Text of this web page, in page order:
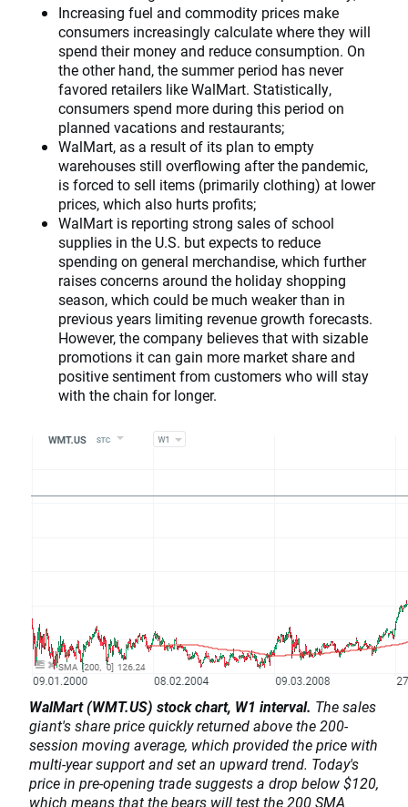
Increasing fuel and commodity prices make
consumers increasingly calculate where they will
spend their money and reduce consumption. On
the other hand, the summer period has never
favored retailers like WalMart. Statistically,
consumers spend more during this period on
planned vacations and restaurants;
WalMart, as a result of its plan to empty
warehouses still overflowing after the pandemic,
is forced to sell items (primarily clothing) at lower
prices, which also hurts profits;
WalMart is reporting strong sales of school
supplies in the U.S. but expects to reduce
spending on general merchandise, which further
raises concerns around the holiday shopping
season, which could be much weaker than in
previous years limiting revenue growth forecasts.
However, the company believes that with sizable
promotions it can gain more market share and
positive sentiment from customers who will stay
with the chain for longer.
WalMart (WMT.US) stock chart, W1 interval. The sales
giant's share price quickly returned above the 200-
session moving average, which provided the price with
multi-year support and set an upward trend. Today's
price in pre-opening trade suggests a drop below $120,
which means that the bears will test the 200 SMA